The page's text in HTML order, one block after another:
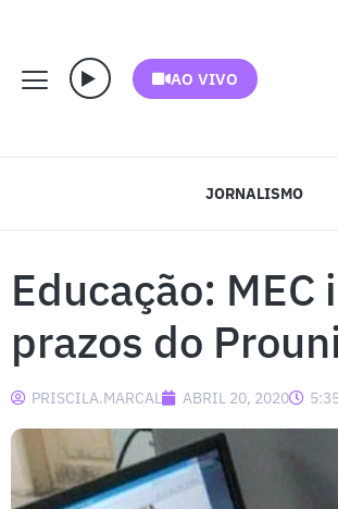
AO VIVO
JORNALISMO
Educação:
prazos do
PRISCILA.MARCAL ABRIL 20, 2020